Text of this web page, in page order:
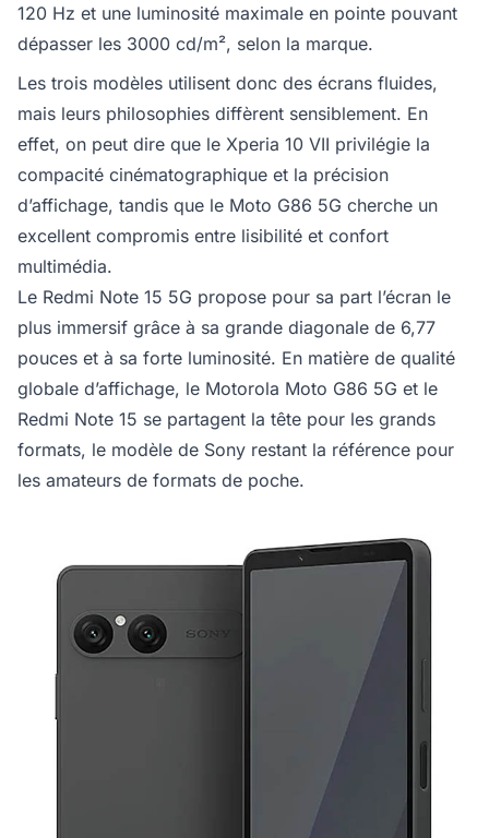
120 Hz et une luminosité maximale en pointe pouvant
dépasser les 3000 cd/m², selon la marque.
Les trois modèles utilisent donc des écrans fluides,
mais leurs philosophies diffèrent sensiblement. En
effet, on peut dire que le Xperia 10 VII privilégie la
compacité cinématographique et la précision
d’affichage, tandis que le Moto G86 5G cherche un
excellent compromis entre lisibilité et confort
multimédia.
Le Redmi Note 15 5G propose pour sa part l’écran le
plus immersif grâce à sa grande diagonale de 6,77
pouces et à sa forte luminosité. En matière de qualité
globale d’affichage, le Motorola Moto G86 5G et le
Redmi Note 15 se partagent la tête pour les grands
formats, le modèle de Sony restant la référence pour
les amateurs de formats de poche.